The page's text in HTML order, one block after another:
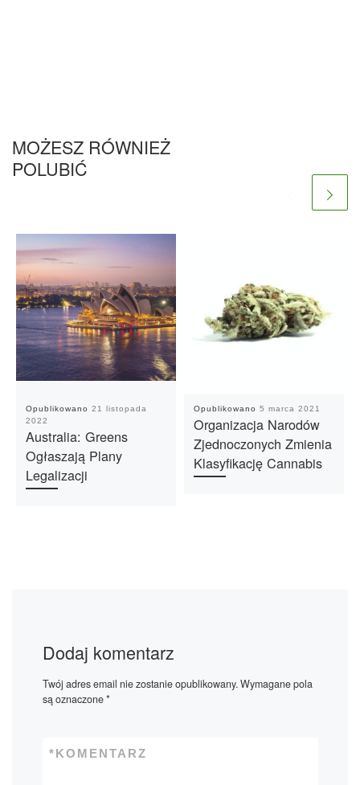
MOŻESZ RÓWNIEŻ
POLUBIĆ
Opublikowano 21 listopada
2022
Australia: Greens
Ogłaszają Plany
Legalizacji
Opublikowano 5 marca 2021
Organizacja Narodów
Zjednoczonych Zmienia
Klasyfikację Cannabis
Dodaj komentarz
Twój adres email nie zostanie opublikowany.Wymagane pola
są oznaczone*
KOMENTARZ
*